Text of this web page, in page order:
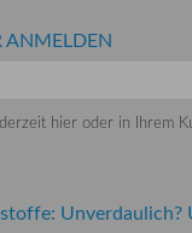
ANMELDEN
hier oder in Ihrem
Unverdaulich?